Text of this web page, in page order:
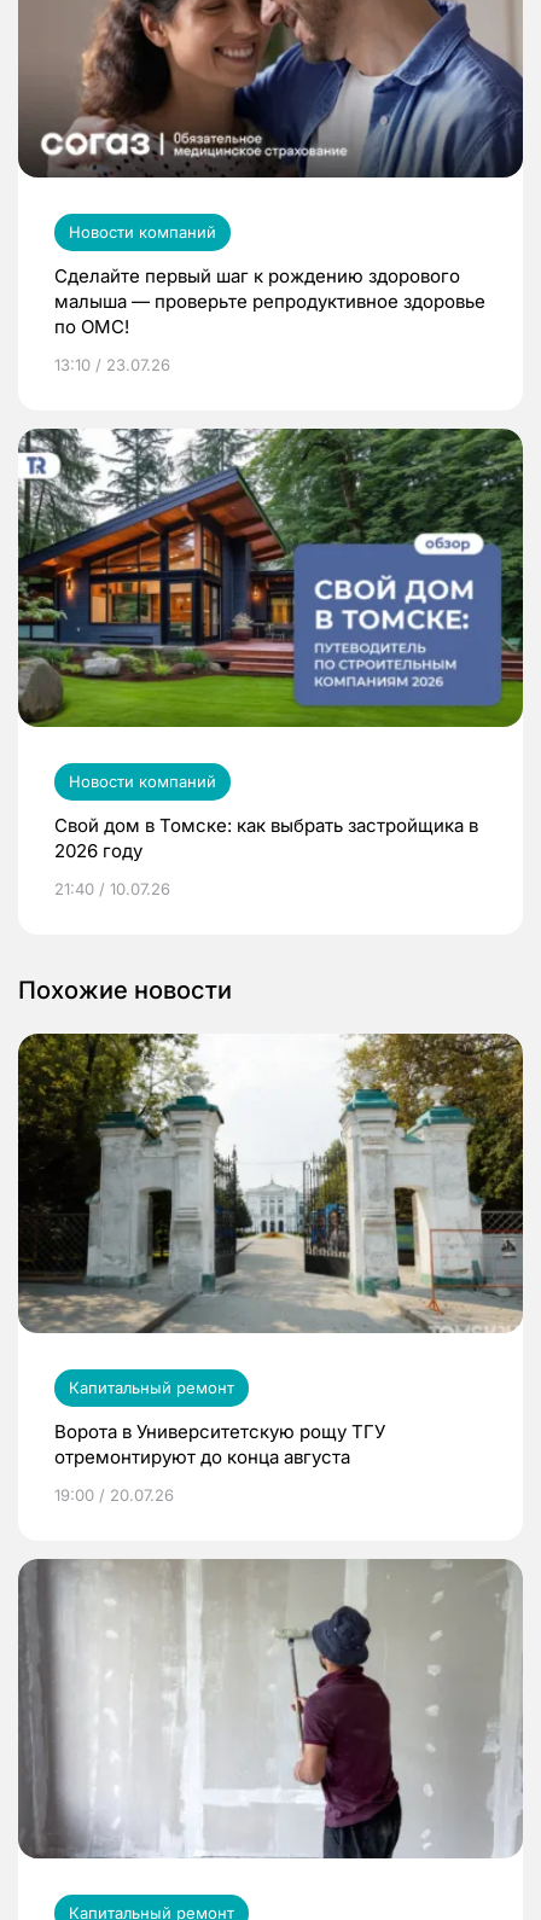
Новости компаний
Сделайте первый шаг к рождению здорового
малыша — проверьте репродуктивное здоровье
по ОМС!
13:10 / 23.07.26
Новости компаний
Свой дом в Томске: как выбрать застройщика в
2026 году
21:40 / 10.07.26
Похожие новости
Капитальный ремонт
Ворота в Университетскую рощу ТГУ
отремонтируют до конца августа
19:00 / 20.07.26
Капитальный ремонт